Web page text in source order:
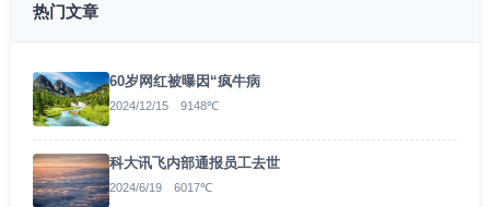
热门文章
60岁网红被曝因“疯牛病
2024/12/15 9148℃
科大讯飞内部通报员工去世
2024/6/19 6017℃